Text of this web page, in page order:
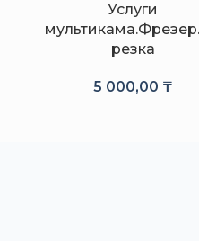
Услуги
резка
5 000,00 ₸